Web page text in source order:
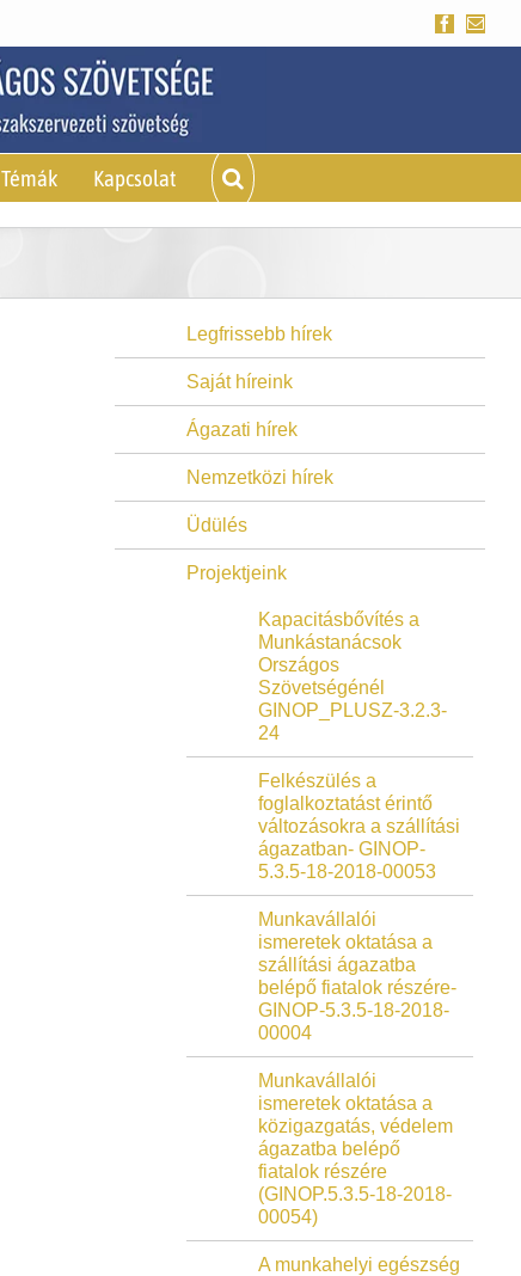
Facebook
Témák Kapcsolat
Legfrissebb hírek
Saját híreink
Ágazati hírek
Nemzetközi hírek
Üdülés
Projektjeink
Kapacitásbővítés a
Munkástanácsok
Országos
Szövetségénél
GINOP_PLUSZ-3.2.3-
24
Felkészülés a
foglalkoztatást érintő
változásokra a szállítási
ágazatban- GINOP-
5.3.5-18-2018-00053
Munkavállalói
ismeretek oktatása a
szállítási ágazatba
belépő fiatalok részére-
GINOP-5.3.5-18-2018-
00004
Munkavállalói
ismeretek oktatása a
közigazgatás, védelem
ágazatba belépő
fiatalok részére
(GINOP.5.3.5-18-2018-
00054)
A munkahelyi egészség